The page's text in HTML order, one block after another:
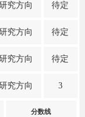
究方向 待定
究方向 待定
究方向 待定
究方向 3
分数线